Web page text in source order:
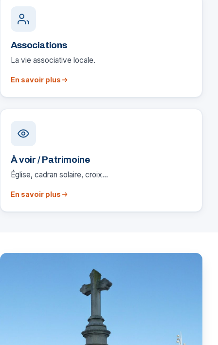
Associations
La vie associative locale.
En savoir plus
À voir / Patrimoine
Église, cadran solaire, croix…
En savoir plus